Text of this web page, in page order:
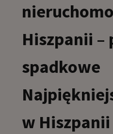
Hiszpanii –
spadkowe
w